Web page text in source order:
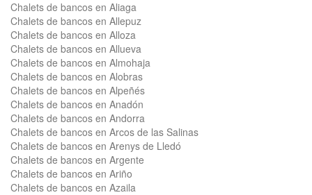
Chalets de bancos en Aliaga
Chalets de bancos en Allepuz
Chalets de bancos en Alloza
Chalets de bancos en Allueva
Chalets de bancos en Almohaja
Chalets de bancos en Alobras
Chalets de bancos en Alpeñés
Chalets de bancos en Anadón
Chalets de bancos en Andorra
Chalets de bancos en Arcos de las Salinas
Chalets de bancos en Arenys de Lledó
Chalets de bancos en Argente
Chalets de bancos en Ariño
Chalets de bancos en Azaila